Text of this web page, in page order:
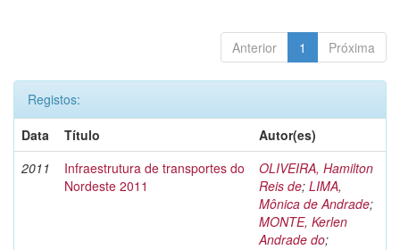
Anterior 1 Próxima
Registos:
Data
Título
Autor(es)
2011
Infraestrutura de transportes do
Nordeste 2011
OLIVEIRA, Hamilton
Reis de; LIMA,
Mônica de Andrade;
MONTE, Kerlen
Andrade do;